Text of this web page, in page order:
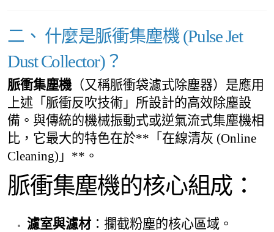
二、 什麼是脈衝集塵機 (Pulse Jet
Dust Collector)？
脈衝集塵機（又稱脈衝袋濾式除塵器）是應用
上述「脈衝反吹技術」所設計的高效除塵設
備。與傳統的機械振動式或逆氣流式集塵機相
比，它最大的特色在於**「在線清灰 (Online
Cleaning)」**。
脈衝集塵機的核心組成：
濾室與濾材：攔截粉塵的核心區域。